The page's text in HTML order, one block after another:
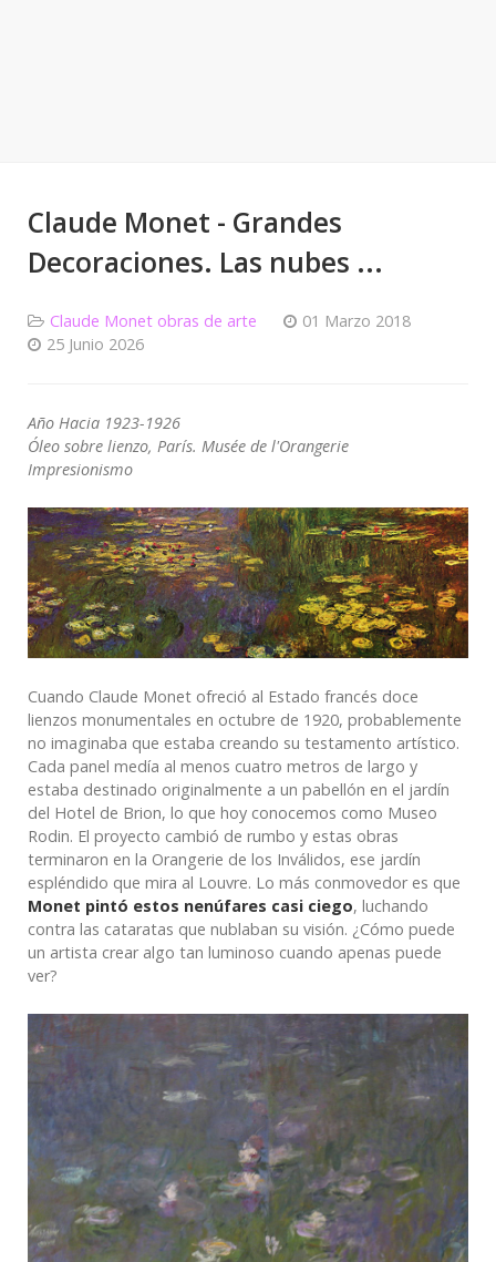
Claude Monet - Grandes
Decoraciones. Las nubes ...
Claude Monet obras de arte
01 Marzo 2018
25 Junio 2026
Año Hacia 1923-1926
Óleo sobre lienzo, París. Musée de l'Orangerie
Impresionismo
Cuando Claude Monet ofreció al Estado francés doce
lienzos monumentales en octubre de 1920, probablemente
no imaginaba que estaba creando su testamento artístico.
Cada panel medía al menos cuatro metros de largo y
estaba destinado originalmente a un pabellón en el jardín
del Hotel de Brion, lo que hoy conocemos como Museo
Rodin. El proyecto cambió de rumbo y estas obras
terminaron en la Orangerie de los Inválidos, ese jardín
espléndido que mira al Louvre. Lo más conmovedor es que
Monet pintó estos nenúfares casi ciego, luchando
contra las cataratas que nublaban su visión. ¿Cómo puede
un artista crear algo tan luminoso cuando apenas puede
ver?